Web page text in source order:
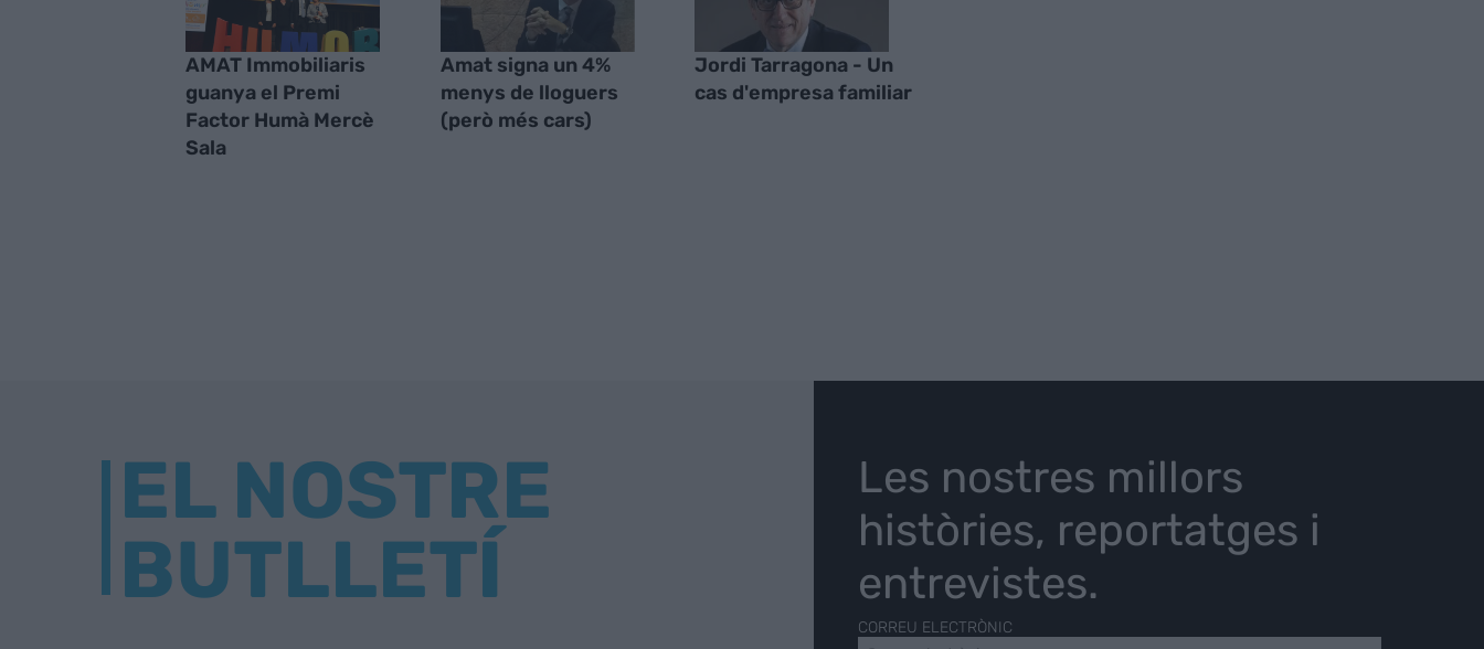
AMAT Immobiliaris
guanya el Premi
Factor Humà Mercè
Sala
Amat signa un 4%
menys de lloguers
(però més cars)
Jordi Tarragona - Un
cas d'empresa familiar
EL NOSTRE
BUTLLETÍ
Les nostres millors
històries, reportatges i
entrevistes.
CORREU ELECTRÒNIC